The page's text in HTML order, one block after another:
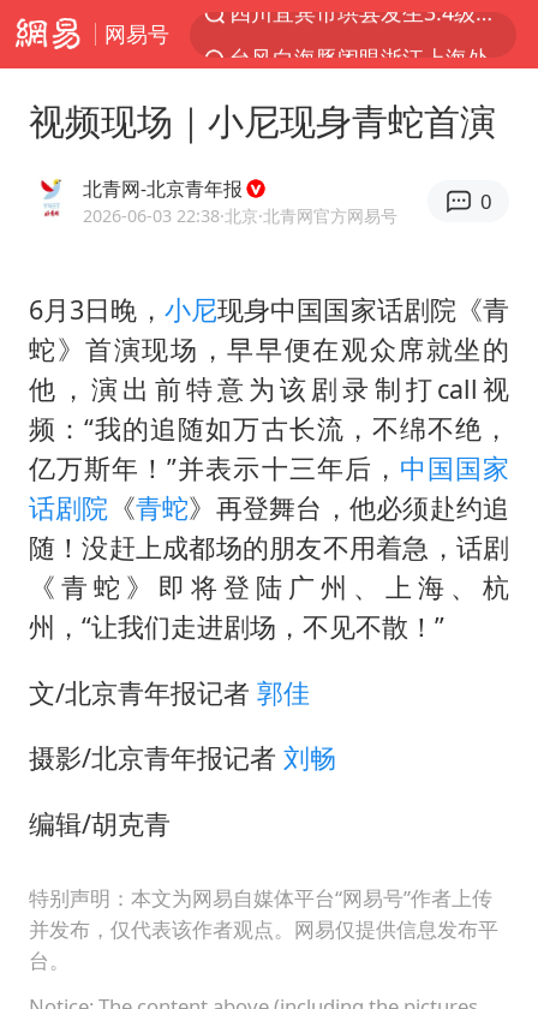
网易号
香港宏福苑火灾或由烟头引起
浙江台州《告全体市民书》
周末打虎 宋致远被查
郑丽文：台湾从来没有“独立”过
刘浩存百花奖开幕式红裙起舞
女子网购名牌包发现是自己丢的那只
女儿为争财产堵门阻挠父亲出殡
万岁山接盘烂尾恒大文旅城
戚薇谈把脸交给AI
多个明星演唱会取消
习近平心系体育强国建设
视频现场｜小尼现身青蛇首演
北青网-北京青年报
2026-06-03 22:38·北京·北青网官方网易号
0
6月3日晚， 小尼现身中国国家话剧院《青
蛇》首演现场，早早便在观众席就坐的
他，演出前特意为该剧录制打call视
频：“我的追随如万古长流，不绵不绝，
亿万斯年！”并表示十三年后， 中国国家
话剧院 《青蛇》再登舞台，他必须赴约追
随！没赶上成都场的朋友不用着急，话剧
《青蛇》即将登陆广州、上海、杭
州，“让我们走进剧场，不见不散！”
文/北京青年报记者 郭佳
摄影/北京青年报记者 刘畅
编辑/胡克青
特别声明：本文为网易自媒体平台“网易号”作者上传
并发布，仅代表该作者观点。网易仅提供信息发布平
台。